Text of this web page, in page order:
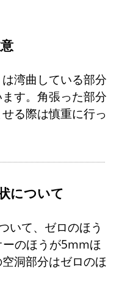
湾曲している部分
す。角張った部分
る際は慎重に行っ
について
いて、ゼロのほう
のほうが5mmほ
洞部分はゼロのほ